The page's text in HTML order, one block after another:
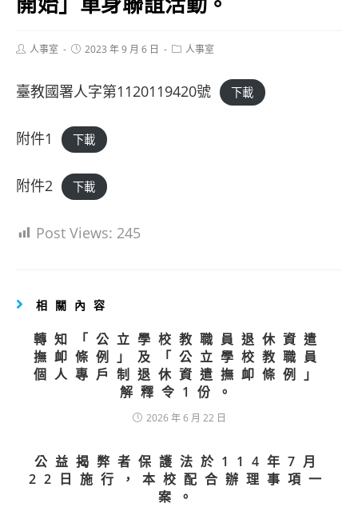
Post人事室
Post2023 年 9 月 6 日
Post人事室
臺教國署人字第1120119420號 下載
附件1 下載
附件2 下載
Post Views: 245
相關內容
轉知「公立學校教職員退休資遣
撫卹條例」及「公立學校教職員
個人專戶制退休資遣撫卹條例」
解釋令1份。
2026 年 6 月 22 日
公益揭弊者保護法於114年7月
22日施行，本校配合辦理事項一
案。